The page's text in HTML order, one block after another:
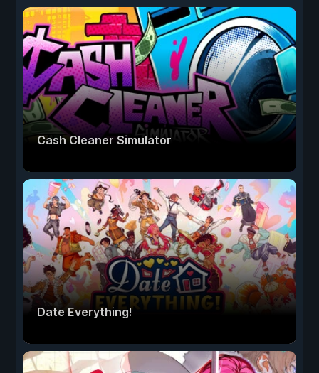
Cash Cleaner Simulator
Date Everything!